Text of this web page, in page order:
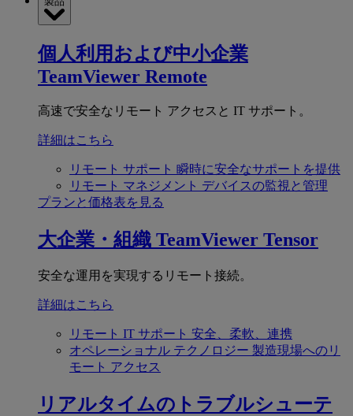
個人利用および中小企業
TeamViewer Remote
高速で安全なリモート アクセスと IT サポート。
詳細はこちら
リモート サポート 瞬時に安全なサポートを提供
リモート マネジメント デバイスの監視と管理
プランと価格表を見る
大企業・組織 TeamViewer Tensor
安全な運用を実現するリモート接続。
詳細はこちら
リモート IT サポート 安全、柔軟、連携
オペレーショナル テクノロジー 製造現場へのリ
モート アクセス
リアルタイムのトラブルシューテ